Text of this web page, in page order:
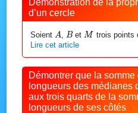
Démonstration de la
d’un cercle
Soient A
A, B
BetM
M trois points
Lire cet article
Démontrer que la
longueurs des médianes
aux trois quarts de la
longueurs de ses côtés